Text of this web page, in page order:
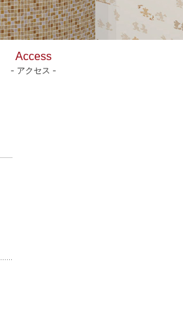
Access
- アクセス -